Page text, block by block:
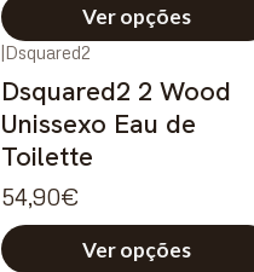
Ver opções
|Dsquared2
Dsquared2 2 Wood
Unissexo Eau de
Toilette
54,90€
Ver opções